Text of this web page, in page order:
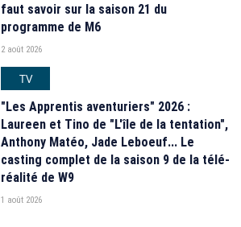
faut savoir sur la saison 21 du
programme de M6
2 août 2026
TV
"Les Apprentis aventuriers" 2026 :
Laureen et Tino de "L'île de la tentation",
Anthony Matéo, Jade Leboeuf... Le
casting complet de la saison 9 de la télé-
réalité de W9
1 août 2026